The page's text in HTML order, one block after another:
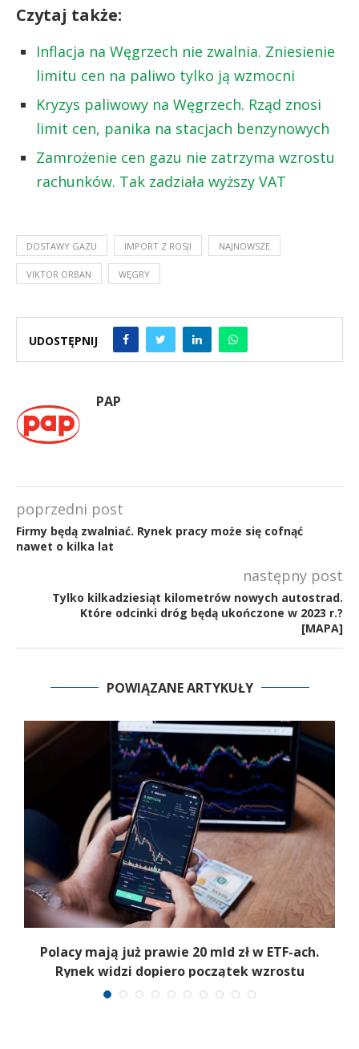
Czytaj także:
Inflacja na Węgrzech nie zwalnia. Zniesienie
limitu cen na paliwo tylko ją wzmocni
Kryzys paliwowy na Węgrzech. Rząd znosi
limit cen, panika na stacjach benzynowych
Zamrożenie cen gazu nie zatrzyma wzrostu
rachunków. Tak zadziała wyższy VAT
DOSTAWY GAZU IMPORT Z ROSJI NAJNOWSZE
VIKTOR ORBAN WĘGRY
UDOSTĘPNIJ
PAP
poprzedni post
Firmy będą zwalniać. Rynek pracy może się cofnąć
nawet o kilka lat
następny post
Tylko kilkadziesiąt kilometrów nowych autostrad.
Które odcinki dróg będą ukończone w 2023 r.?
[MAPA]
POWIĄZANE ARTYKUŁY
Polacy mają już prawie 20 mld zł w ETF-ach.
Rynek widzi dopiero początek wzrostu